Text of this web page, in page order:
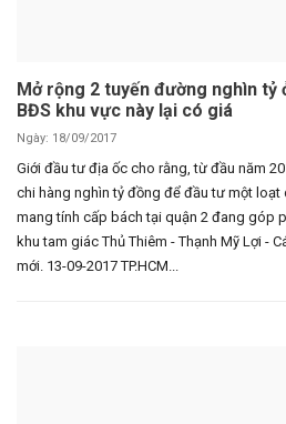
VN
ĐĂNG BÁN
Mở rộng 2 tuyến đường nghìn tỷ
BĐS khu vực này lại có giá
Ngày: 18/09/2017
Giới đầu tư địa ốc cho rằng, từ đầu năm
chi hàng nghìn tỷ đồng để đầu tư một
mang tính cấp bách tại quận 2 đang góp
khu tam giác Thủ Thiêm - Thạnh Mỹ Lợi -
mới. 13-09-2017 TP.HCM...